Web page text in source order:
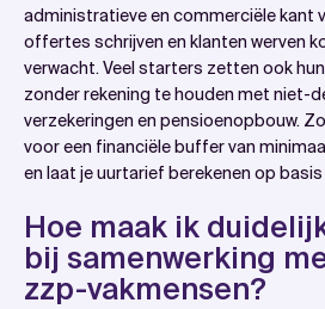
administratieve en commerciële kant
offertes schrijven en klanten werven
verwacht. Veel starters zetten ook
zonder rekening te houden met niet-
verzekeringen en pensioenopbouw.
voor een financiële buffer van
en laat je uurtarief berekenen op basis
Hoe maak ik
bij samenwerking
zzp-vakmensen?